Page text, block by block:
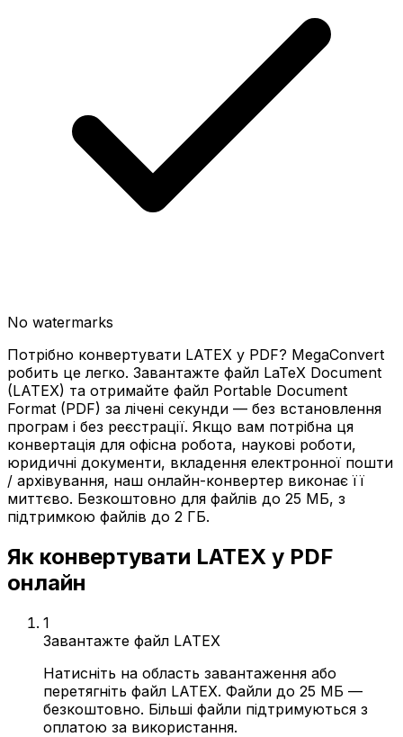
No watermarks
Потрібно конвертувати LATEX у PDF? MegaConvert
робить це легко. Завантажте файл LaTeX Document
(LATEX) та отримайте файл Portable Document
Format (PDF) за лічені секунди — без встановлення
програм і без реєстрації. Якщо вам потрібна ця
конвертація для офісна робота, наукові роботи,
юридичні документи, вкладення електронної пошти
/ архівування, наш онлайн-конвертер виконає її
миттєво. Безкоштовно для файлів до 25 МБ, з
підтримкою файлів до 2 ГБ.
Як конвертувати LATEX у PDF
онлайн
1
Завантажте файл LATEX
Натисніть на область завантаження або
перетягніть файл LATEX. Файли до 25 МБ —
безкоштовно. Більші файли підтримуються з
оплатою за використання.